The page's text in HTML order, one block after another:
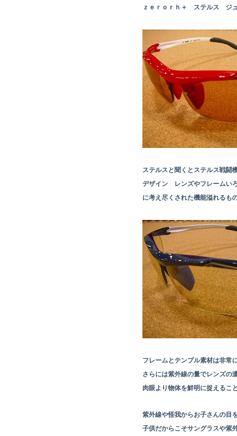
ｚｅｒｏｒｈ＋ ステルス ジ
ステルスと聞くとステルス戦闘
デザイン レンズやフレームい
に考え尽くされた機能溢れるも
フレームとテンプル素材は非常
さらには紫外線の量でレンズの
肉眼より物体を鮮明に捉えるこ
紫外線や怪我からお子さんの目
子供だからこそサングラスや紫